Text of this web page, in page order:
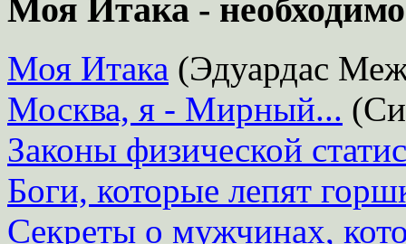
Моя Итака -
Моя Итака (Эдуардас
Москва, я - Мирный...
Законы физической
Боги, которые лепят
Секреты о мужчинах,